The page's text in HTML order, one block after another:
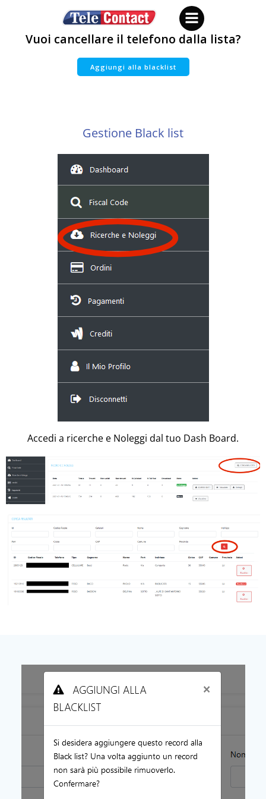
al
contenuto
Vuoi cancellare il telefono dalla lista?
Aggiungi alla blacklist
Gestione Black list
Accedi a ricerche e Noleggi dal tuo Dash Board.